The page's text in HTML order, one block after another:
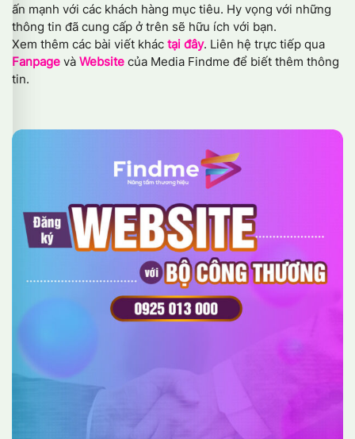
ấn mạnh với các khách hàng mục tiêu. Hy vọng với những
thông tin đã cung cấp ở trên sẽ hữu ích với bạn.
Xem thêm các bài viết khác tại đây. Liên hệ trực tiếp qua
Fanpage và Website của Media Findme để biết thêm thông
tin.